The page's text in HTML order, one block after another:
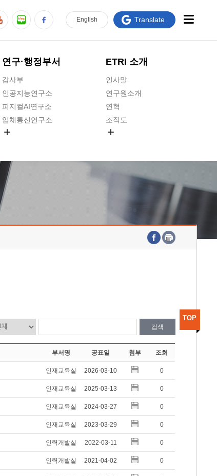
연구·행정부서
감사부
인공지능연구소
피지컬AI연구소
입체통신연구소
ICT전략연구소
인공지능안전연구소
우주항공반도체전략연구단
대경권연구본부
호남권연구본부
기획본부
ETRI 소개
인사말
연구원소개
연혁
조직도
연구원 고객헌장
ETRI CI
찾아오시는길
English Translate
검색
부서명 공표일 첨부 조회
인재교육실 2026-03-10 0
인재교육실 2025-03-13 0
인재교육실 2024-03-27 0
인재교육실 2023-03-29 0
인력개발실 2022-03-11 0
인력개발실 2021-04-02 0
TOP